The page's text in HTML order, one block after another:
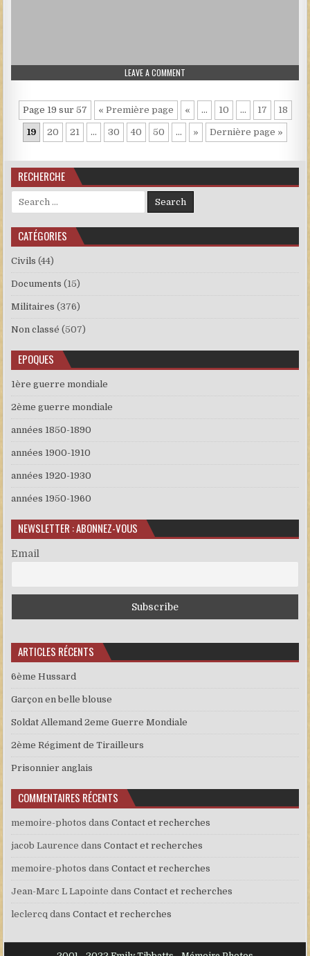
LEAVE A COMMENT
Page 19 sur 57 « Première page « … 10 … 17 18
19 20 21 … 30 40 50 … » Dernière page »
RECHERCHE
Search for:
CATÉGORIES
Civils (44)
Documents (15)
Militaires (376)
Non classé (507)
EPOQUES
1ère guerre mondiale
2ème guerre mondiale
années 1850-1890
années 1900-1910
années 1920-1930
années 1950-1960
NEWSLETTER : ABONNEZ-VOUS
Email
ARTICLES RÉCENTS
6ème Hussard
Garçon en belle blouse
Soldat Allemand 2eme Guerre Mondiale
2ème Régiment de Tirailleurs
Prisonnier anglais
COMMENTAIRES RÉCENTS
memoire-photos dansContact et recherches
jacob Laurence dansContact et recherches
memoire-photos dansContact et recherches
Jean-Marc L Lapointe dansContact et recherches
leclercq dansContact et recherches